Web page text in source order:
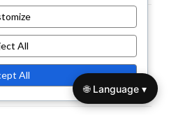
formato, Consideraciones
torneos
All
All
🌐 Language ▾